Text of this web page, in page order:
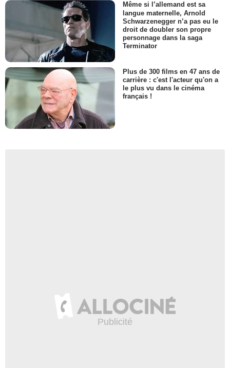
Même si l’allemand est sa
langue maternelle, Arnold
Schwarzenegger n’a pas eu le
droit de doubler son propre
personnage dans la saga
Terminator
Plus de 300 films en 47 ans de
carrière : c'est l'acteur qu'on a
le plus vu dans le cinéma
français !